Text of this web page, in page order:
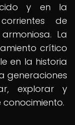
y en la
de
La
crítico
en la historia
generaciones
explorar y